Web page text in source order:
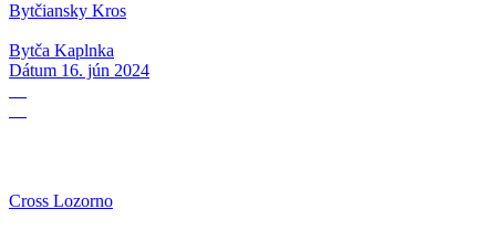
Bytčiansky Kros
Bytča Kaplnka
Dátum 16. jún 2024
Cross Lozorno